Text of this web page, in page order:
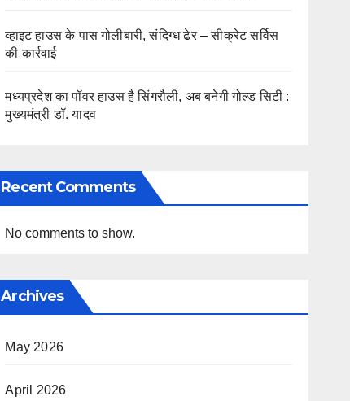
व्हाइट हाउस के पास गोलीबारी, संदिग्ध ढेर – सीक्रेट सर्विस
की कार्रवाई
मध्यप्रदेश का पॉवर हाउस है सिंगरौली, अब बनेगी गोल्ड सिटी :
मुख्यमंत्री डॉ. यादव
Recent Comments
No comments to show.
Archives
May 2026
April 2026